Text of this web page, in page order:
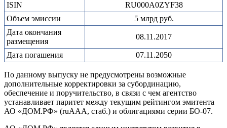
ISIN
RU000A0ZYF38
Объем эмиссии
5 млрд руб.
Дата окончания
размещения
08.11.2017
Дата погашения 07.11.2050
По данному выпуску не предусмотрены возможные
дополнительные корректировки за субординацию,
обеспечение и поручительство, в связи с чем агентство
устанавливает паритет между текущим рейтингом эмитента
АО «ДОМ.РФ» (ruAAA, стаб.) и облигациями серии БО-07.